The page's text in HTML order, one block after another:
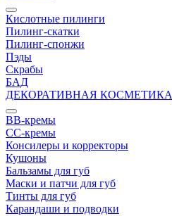
Кислотные пилинги
Пилинг-скатки
Пилинг-спонжи
Пэды
Скрабы
БАД
ДЕКОРАТИВНАЯ КОСМЕТИКА
BB-кремы
CC-кремы
Консилеры и корректоры
Кушоны
Бальзамы для губ
Маски и патчи для губ
Тинты для губ
Карандаши и подводки